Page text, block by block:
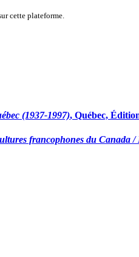
cette plateforme.
(1937-1997), Québec,
francophones du Canada